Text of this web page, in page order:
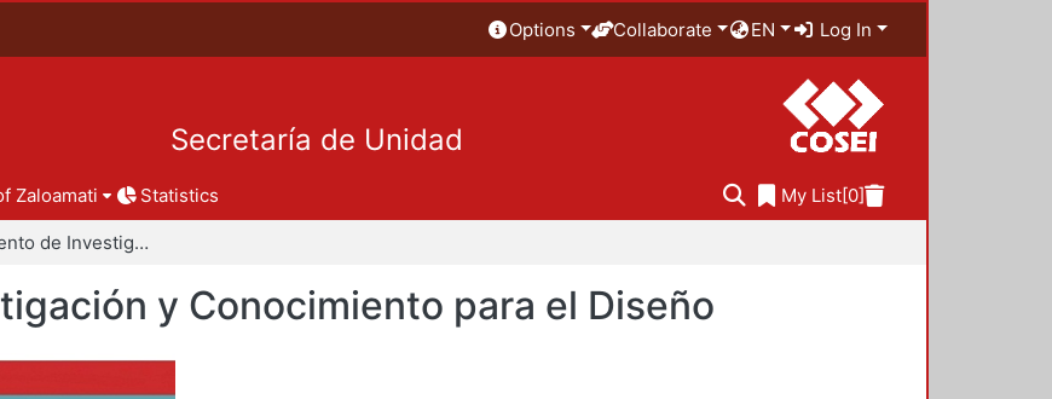
Options Collaborate EN Log In
Secretaría de Unidad
Zaloamati Statistics My List[0]
Departamento de Investigación y Conocimiento para el Diseño
y Conocimiento para el Diseño